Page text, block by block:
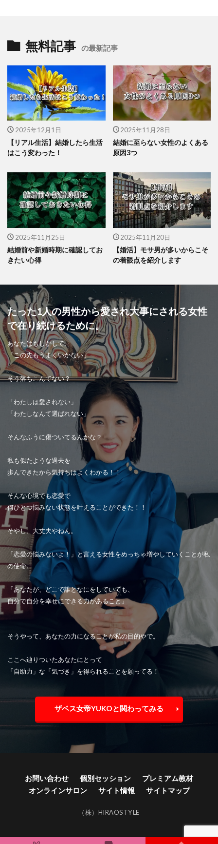
無料記事 の最新記事
2025年12月1日
【リアル生活】結婚したら生活
はこう変わった！
2025年11月28日
結婚に至らない女性のよくある
原因3つ
2025年11月25日
結婚前や新婚時期に確認してお
きたい心得
2025年11月20日
【婚活】モサ男が多いからこそ
の着眼点を紹介します
たった1人の男性から愛され大事にされる女性
で在り続けるために。
あなたはもしかして、
「この先もうまくいかない」
そう落ちこんでない？
「わたしは愛されない」
「わたしなんて選ばれない」
そんなふうに傷ついてるんかな？
私も似たような過去を
歩んできたから気持ちはよくわかる！！
そんな心境でも恋愛で
何ひとつ悩みない状態を叶えることができた！！
そやし、大丈夫やねん。
「恋愛の悩みないよ！」と言える女性をめっちゃ増やしていくことが私
の使命。
「あなたが、どこで誰となにをしていても、
自分で自分を幸せにできる力があること」
そうやって、あなたの力になることが私の目的やで。
ここへ辿りついたあなたにとって
「自助力」な「気づき」を得られることを願ってる！
ザベス女帝YUKOと関わってみる
お問い合わせ 個別セッション
プレミアム教材
オンラインサロン
サイト情報 サイトマップ
（株）HIRAOSTYLE